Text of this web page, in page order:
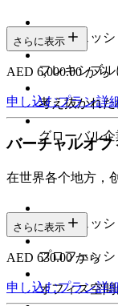
プロフェッ
フレキシブ
考え抜かれ
グローバル
さらに表示
AED 6,000.00 から
申し込むプラン詳
バーチャルオフ
在世界各个地方，
プロフェッ
プロフェッ
オフィス空
さらに表示
AED 630.00 から
申し込むプラン詳